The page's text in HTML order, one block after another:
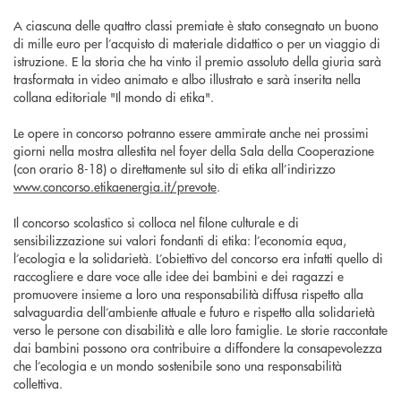
A ciascuna delle quattro classi premiate è stato consegnato un buono
di mille euro per l’acquisto di materiale didattico o per un viaggio di
istruzione. E la storia che ha vinto il premio assoluto della giuria sarà
trasformata in video animato e albo illustrato e sarà inserita nella
collana editoriale "Il mondo di etika".
Le opere in concorso potranno essere ammirate anche nei prossimi
giorni nella mostra allestita nel foyer della Sala della Cooperazione
(con orario 8-18) o direttamente sul sito di etika all’indirizzo
www.concorso.etikaenergia.it/prevote.
Il concorso scolastico si colloca nel filone culturale e di
sensibilizzazione sui valori fondanti di etika: l’economia equa,
l’ecologia e la solidarietà. L’obiettivo del concorso era infatti quello di
raccogliere e dare voce alle idee dei bambini e dei ragazzi e
promuovere insieme a loro una responsabilità diffusa rispetto alla
salvaguardia dell’ambiente attuale e futuro e rispetto alla solidarietà
verso le persone con disabilità e alle loro famiglie. Le storie raccontate
dai bambini possono ora contribuire a diffondere la consapevolezza
che l’ecologia e un mondo sostenibile sono una responsabilità
collettiva.